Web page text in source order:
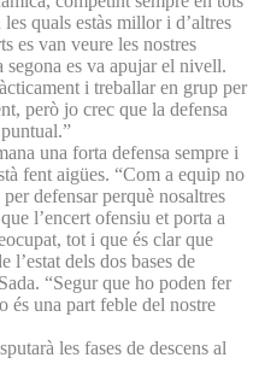
quals estàs millor i d’altres
es van veure les nostres
segona es va apujar el nivell.
i treballar en grup per
però jo crec que la defensa
una forta defensa sempre i
fent aigües. “Com a equip no
defensar perquè nosaltres
l’encert ofensiu et porta a
tot i que és clar que
l’estat dels dos bases de
“Segur que ho poden fer
és una part feble del nostre
les fases de descens al